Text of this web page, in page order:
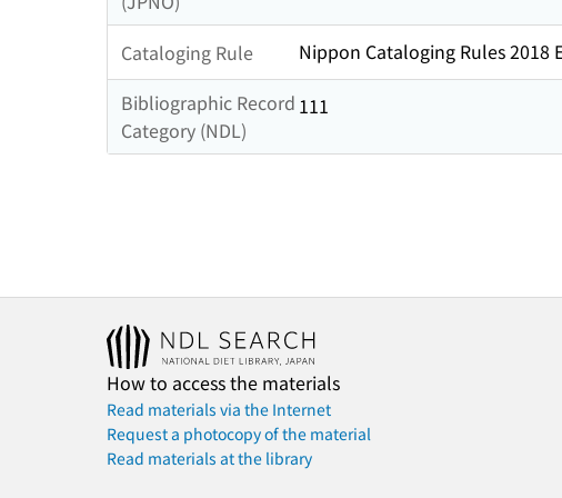
Cataloging Rule
Nippon Cataloging Rules 2018
Bibliographic Record
Category (NDL)
111
How to access the materials
Read materials via the Internet
Request a photocopy of the material
Read materials at the library